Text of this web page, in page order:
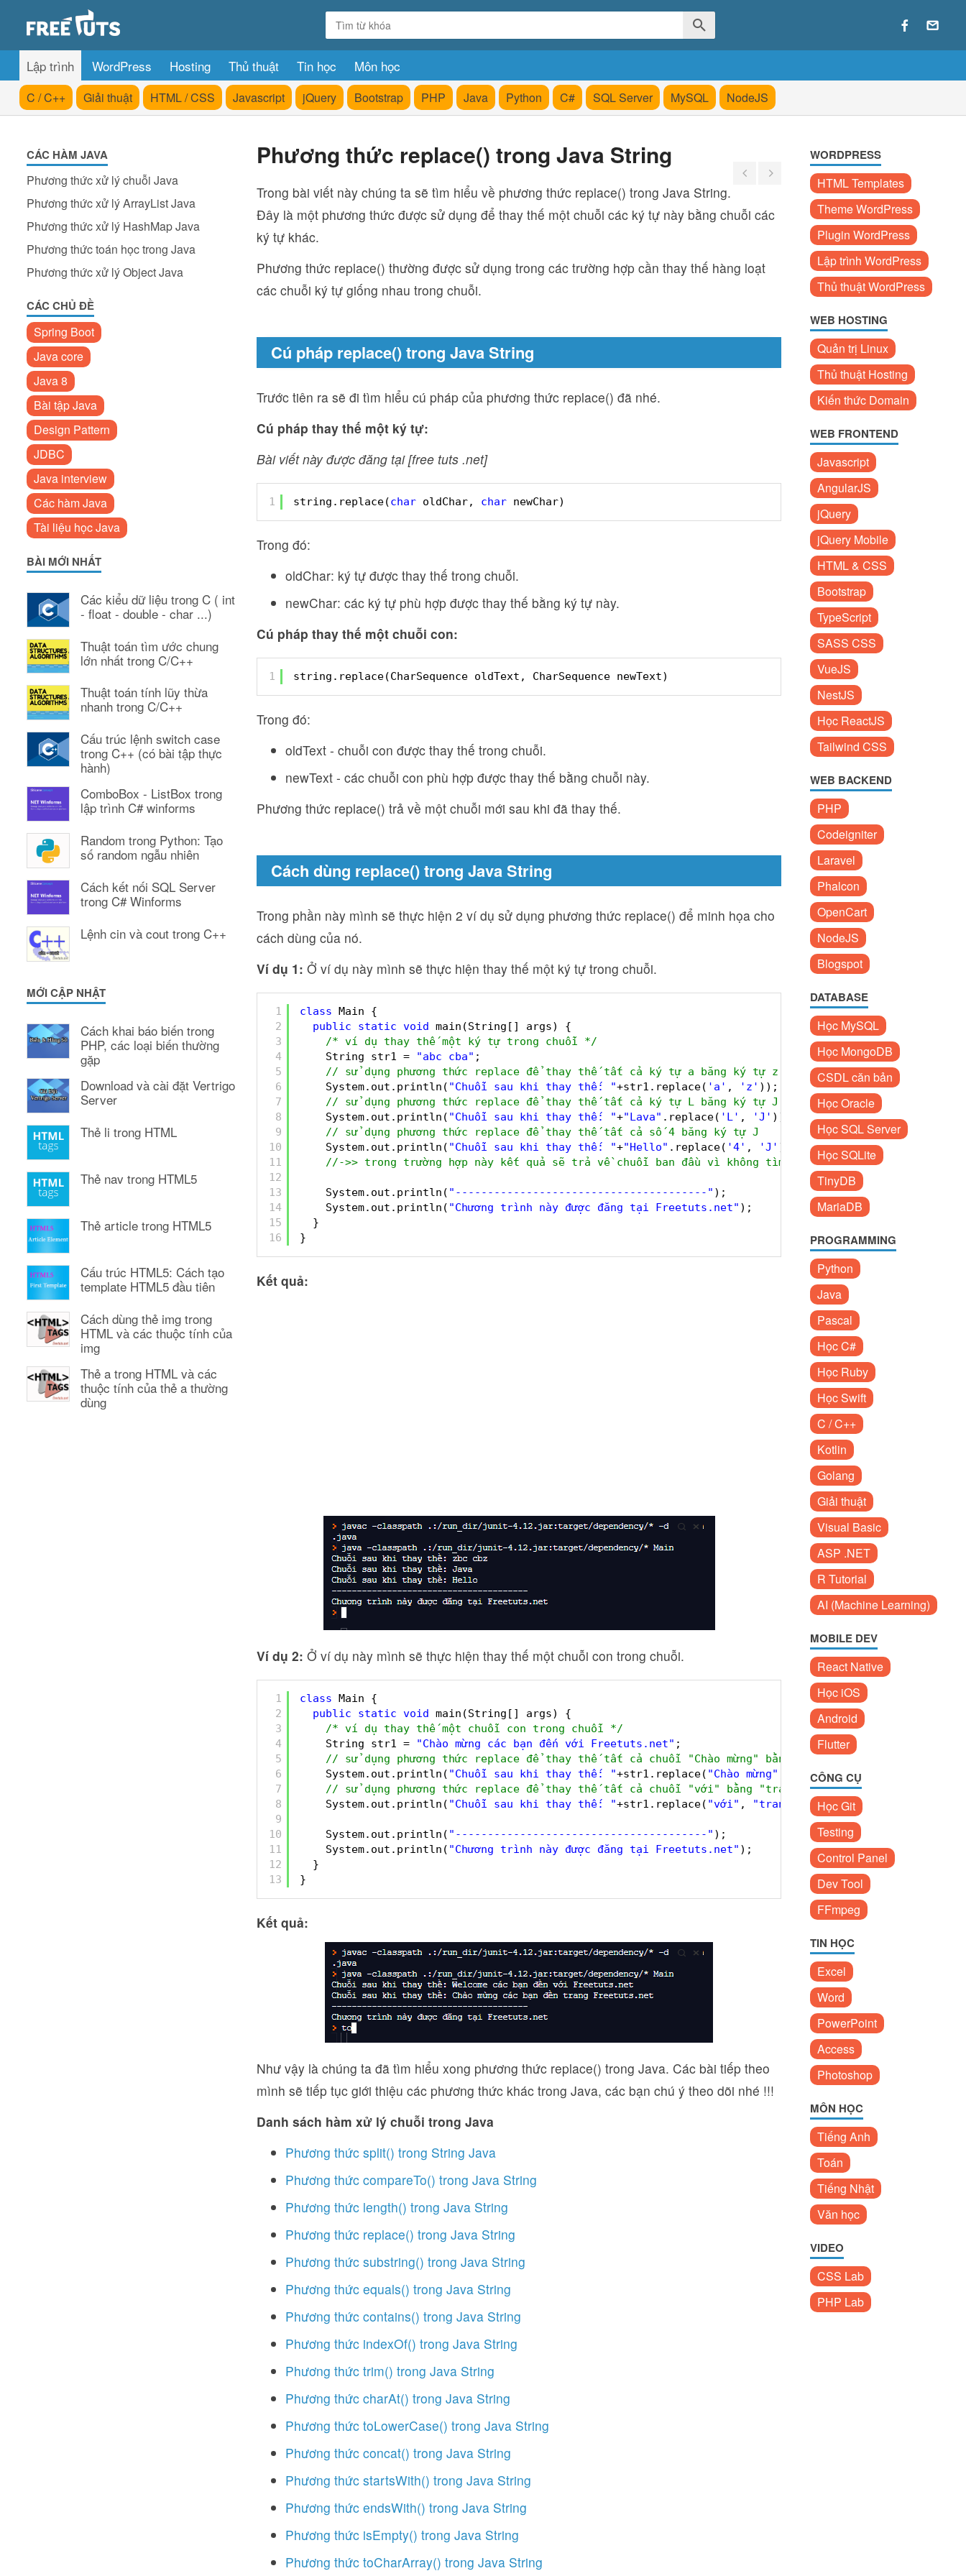
Lập trình WordPress Hosting Thủ thuật Tin học Môn học
C / C++ Giải thuật HTML / CSS Javascript jQuery Bootstrap PHP Java Python C# SQL Server MySQL NodeJS
CÁC HÀM JAVA
Phương thức xử lý chuỗi Java
Phương thức xử lý ArrayList Java
Phương thức xử lý HashMap Java
Phương thức toán học trong Java
Phương thức xử lý Object Java
CÁC CHỦ ĐỀ
Spring Boot
Java core
Java 8
Bài tập Java
Design Pattern
JDBC
Java interview
Các hàm Java
Tài liệu học Java
BÀI MỚI NHẤT
Các kiểu dữ liệu trong C ( int
- float - double - char ...)
Thuật toán tìm ước chung
lớn nhất trong C/C++
Thuật toán tính lũy thừa
nhanh trong C/C++
Cấu trúc lệnh switch case
trong C++ (có bài tập thực
hành)
ComboBox - ListBox trong
lập trình C# winforms
Random trong Python: Tạo
số random ngẫu nhiên
Cách kết nối SQL Server
trong C# Winforms
Lệnh cin và cout trong C++
MỚI CẬP NHẬT
Cách khai báo biến trong
PHP, các loại biến thường
gặp
Download và cài đặt Vertrigo
Server
Thẻ li trong HTML
Thẻ nav trong HTML5
Thẻ article trong HTML5
Cấu trúc HTML5: Cách tạo
template HTML5 đầu tiên
Cách dùng thẻ img trong
HTML và các thuộc tính của
img
Thẻ a trong HTML và các
thuộc tính của thẻ a thường
dùng
Phương thức replace() trong Java String
Trong bài viết này chúng ta sẽ tìm hiểu về phương thức replace() trong Java String.
Đây là một phương thức được sử dụng để thay thế một chuỗi các ký tự này bằng chuỗi các
ký tự khác.
Phương thức replace() thường được sử dụng trong các trường hợp cần thay thế hàng loạt
các chuỗi ký tự giống nhau trong chuỗi.
Cú pháp replace() trong Java String
Trước tiên ra sẽ đi tìm hiểu cú pháp của phương thức replace() đã nhé.
Cú pháp thay thế một ký tự:
Bài viết này được đăng tại [free tuts .net]
1 string.replace(char oldChar, char newChar)
Trong đó:
oldChar: ký tự được thay thế trong chuỗi.
newChar: các ký tự phù hợp được thay thế bằng ký tự này.
Cú pháp thay thế một chuỗi con:
1 string.replace(CharSequence oldText, CharSequence newText)
Trong đó:
oldText - chuỗi con được thay thế trong chuỗi.
newText - các chuỗi con phù hợp được thay thế bằng chuỗi này.
Phương thức replace() trả về một chuỗi mới sau khi đã thay thế.
Cách dùng replace() trong Java String
Trong phần này mình sẽ thực hiện 2 ví dụ sử dụng phương thức replace() để minh họa cho
cách dùng của nó.
Ví dụ 1: Ở ví dụ này mình sẽ thực hiện thay thế một ký tự trong chuỗi.
1
2
3
4
5
6
7
8
9
10
11
12
13
14
15
16
class Main {
public
static void main(String[] args) {
/* ví dụ thay thế một ký tự trong chuỗi */
String str1 =
"abc cba" ;
// sử dụng phương thức replace để thay thế tất cả ký tự a băng ký tự z
System.out.println( "Chuỗi sau khi thay thế: "+str1.replace( 'a' , 'z' ));
// sử dụng phương thức replace để thay thế tất cả ký tự L băng ký tự J
System.out.println( "Chuỗi sau khi thay thế: "+"Lava" .replace( 'L' , 'J' ));
// sử dụng phương thức replace để thay thế tất cả số 4 băng ký tự J
System.out.println( "Chuỗi sau khi thay thế: "+"Hello" .replace( '4' , 'J' ));
//->> trong trường hợp này kết quả sẽ trả về chuỗi ban đầu vì không tìm thấy số 4 trong chuỗi
System.out.println( "---------------------------------------" );
System.out.println( "Chương trình này được đăng tại Freetuts.net" );
}
}
Kết quả:
Ví dụ 2: Ở ví dụ này mình sẽ thực hiện thay thế một chuỗi con trong chuỗi.
1
2
3
4
5
6
7
8
9
10
11
12
13
class Main {
public
static void main(String[] args) {
/* ví dụ thay thế một chuỗi con trong chuỗi */
String str1 =
"Chào mừng các bạn đến với Freetuts.net" ;
// sử dụng phương thức replace để thay thế tất cả chuỗi "Chào mừng" bằng Welcome
System.out.println( "Chuỗi sau khi thay thế: "+str1.replace( "Chào mừng" "Welcome"));
// sử dụng phương thức replace để thay thế tất cả chuỗi "với" bằng "trang"
System.out.println( "Chuỗi sau khi thay thế: "+str1.replace( "với" , "trang" ));
System.out.println( "---------------------------------------" );
System.out.println( "Chương trình này được đăng tại Freetuts.net" );
}
}
Kết quả:
Như vậy là chúng ta đã tìm hiểu xong phương thức replace() trong Java. Các bài tiếp theo
mình sẽ tiếp tục giới thiệu các phương thức khác trong Java, các bạn chú ý theo dõi nhé !!!
Danh sách hàm xử lý chuỗi trong Java
Phương thức split() trong String Java
Phương thức compareTo() trong Java String
Phương thức length() trong Java String
Phương thức replace() trong Java String
Phương thức substring() trong Java String
Phương thức equals() trong Java String
Phương thức contains() trong Java String
Phương thức indexOf() trong Java String
Phương thức trim() trong Java String
Phương thức charAt() trong Java String
Phương thức toLowerCase() trong Java String
Phương thức concat() trong Java String
Phương thức startsWith() trong Java String
Phương thức endsWith() trong Java String
Phương thức isEmpty() trong Java String
Phương thức toCharArray() trong Java String
WORDPRESS
HTML Templates
Theme WordPress
Plugin WordPress
Lập trình WordPress
Thủ thuật WordPress
WEB HOSTING
Quản trị Linux
Thủ thuật Hosting
Kiến thức Domain
WEB FRONTEND
Javascript
AngularJS
jQuery
jQuery Mobile
HTML & CSS
Bootstrap
TypeScript
SASS CSS
VueJS
NestJS
Học ReactJS
Tailwind CSS
WEB BACKEND
PHP
Codeigniter
Laravel
Phalcon
OpenCart
NodeJS
Blogspot
DATABASE
Học MySQL
Học MongoDB
CSDL căn bản
Học Oracle
Học SQL Server
Học SQLite
TinyDB
MariaDB
PROGRAMMING
Python
Java
Pascal
Học C#
Học Ruby
Học Swift
C / C++
Kotlin
Golang
Giải thuật
Visual Basic
ASP .NET
R Tutorial
AI (Machine Learning)
MOBILE DEV
React Native
Học iOS
Android
Flutter
CÔNG CỤ
Học Git
Testing
Control Panel
Dev Tool
FFmpeg
TIN HỌC
Excel
Word
PowerPoint
Access
Photoshop
MÔN HỌC
Tiếng Anh
Toán
Tiếng Nhật
Văn học
VIDEO
CSS Lab
PHP Lab